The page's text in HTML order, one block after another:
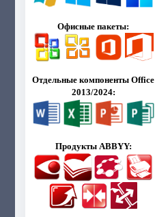
Офисные пакеты:
Отдельные компоненты Office
2013/2024:
Продукты ABBYY: